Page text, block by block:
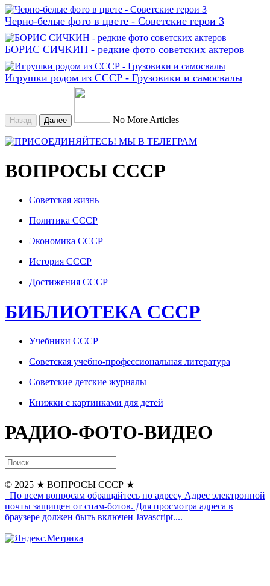
Черно-белые фото в цвете - Советские герои 3
БОРИС СИЧКИН - редкие фото советских актеров
Игрушки родом из СССР - Грузовики и самосвалы
Назад Далее No More Articles
ВОПРОСЫ СССР
Советская жизнь
Политика СССР
Экономика СССР
История СССР
Достижения СССР
БИБЛИОТЕКА СССР
Учебники СССР
Советская учебно-профессиональная литература
Советские детские журналы
Книжки с картинками для детей
РАДИО-ФОТО-ВИДЕО
© 2025 ★ ВОПРОСЫ СССР ★
По всем вопросам обращайтесь по адресу Адрес электронной
почты защищен от спам-ботов. Для просмотра адреса в
браузере должен быть включен Javascript....